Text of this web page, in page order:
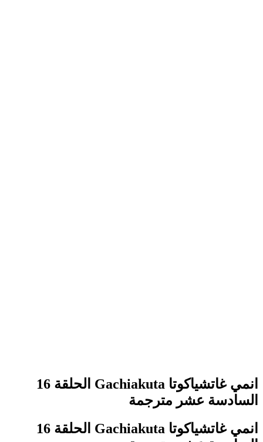
انمي غاتشياكوتا Gachiakuta الحلقة 16
السادسة عشر مترجمة
انمي غاتشياكوتا Gachiakuta الحلقة 16